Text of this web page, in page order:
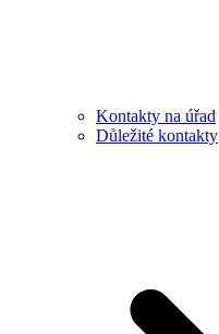
Kontakty na úřad
Důležité kontakty